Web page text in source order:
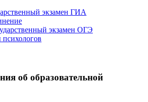
экзамен ГИА
экзамен ОГЭ
об образовательной